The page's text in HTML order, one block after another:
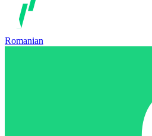
Romanian